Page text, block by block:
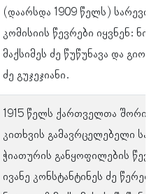
(დაარსდა 1909 წელს)
კომისიის წევრები იყვნენ:
მაქსიმეს ძე წუწუნავა და
ძე გუჯეჯიანი.
1915 წელს ქართველთა შორის
კითხვის გამავრცელებელი
ჭიათურის განყოფილების
ივანე კონსტანტინეს ძე